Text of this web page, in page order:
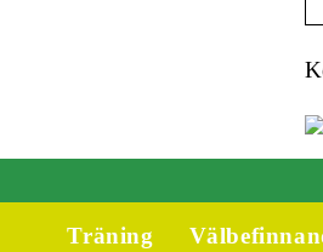
Träning